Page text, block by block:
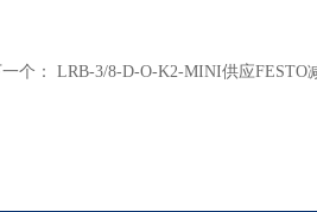
个： LRB-3/8-D-O-K2-MINI供应FESTO